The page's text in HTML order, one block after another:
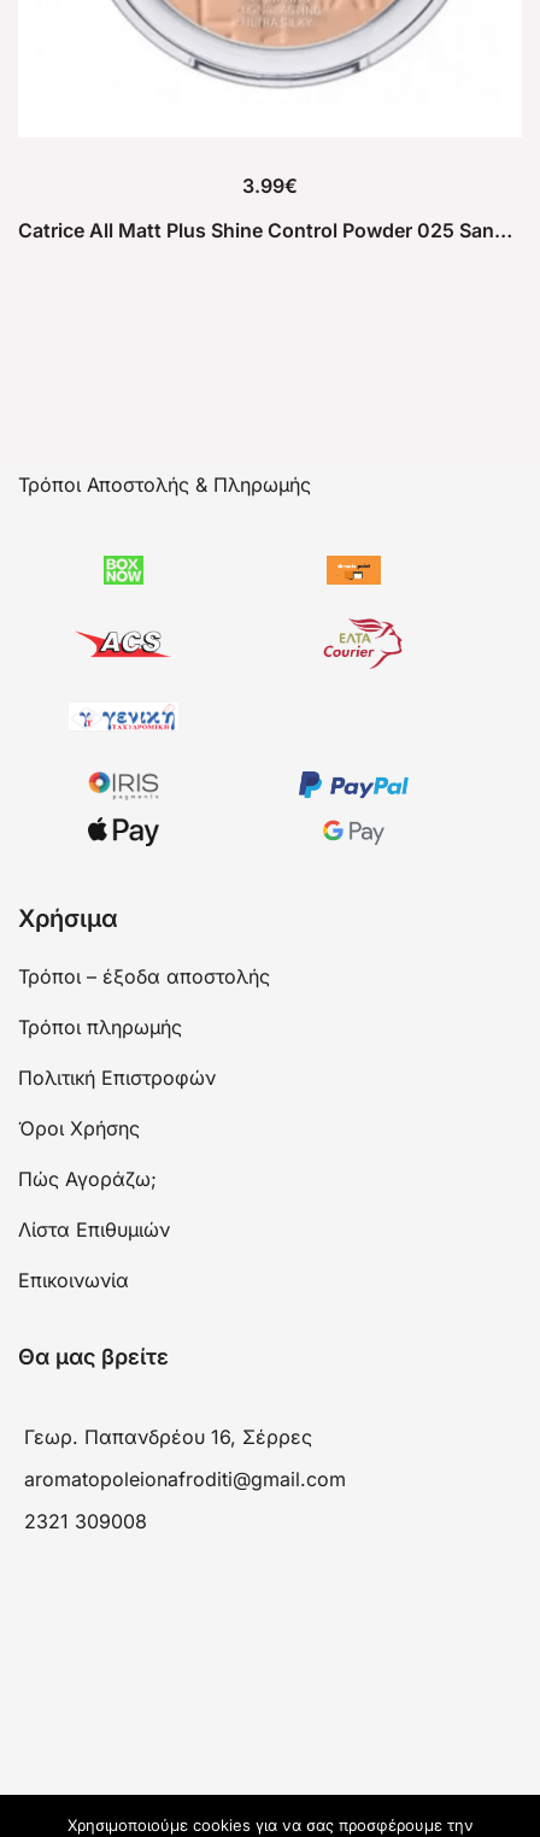
3.99€
Catrice All Matt Plus Shine Control Powder 025 Sand Beige
Τρόποι Αποστολής & Πληρωμής
Χρήσιμα
Τρόποι – έξοδα αποστολής
Τρόποι πληρωμής
Πολιτική Επιστροφών
Όροι Χρήσης
Πώς Αγοράζω;
Λίστα Επιθυμιών
Επικοινωνία
Θα μας βρείτε
Γεωρ. Παπανδρέου 16, Σέρρες
aromatopoleionafroditi@gmail.com
2321 309008
Χρησιμοποιούμε cookies για να σας προσφέρουμε την